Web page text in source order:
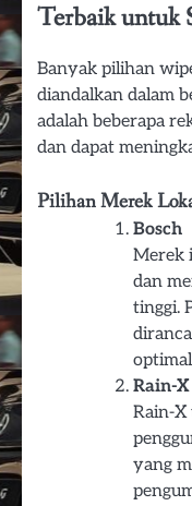
Terbaik untuk
Banyak pilihan
diandalkan dalam
adalah beberapa
dan dapat
Pilihan Merek
Bosch
Merek
dan
tinggi.
Rain-X
Rain-
yang